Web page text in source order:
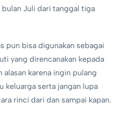
bulan Juli dari tanggal tiga
pun bisa digunakan sebagai
yang direncanakan kepada
alasan karena ingin pulang
keluarga serta jangan lupa
rinci dari dan sampai kapan.